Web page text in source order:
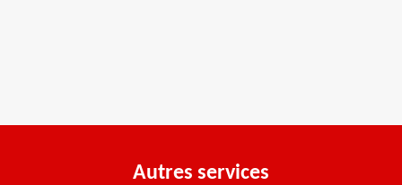
Autres services